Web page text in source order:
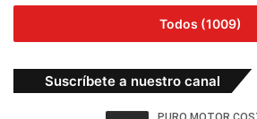
Todos (1009)
Suscríbete a nuestro canal